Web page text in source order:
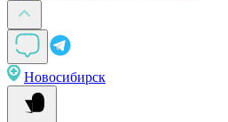
Новосибирск